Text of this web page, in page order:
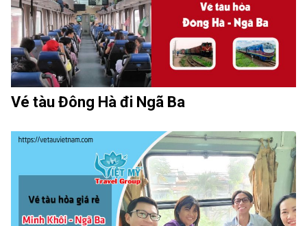
Vé tàu Đông Hà đi Ngã Ba